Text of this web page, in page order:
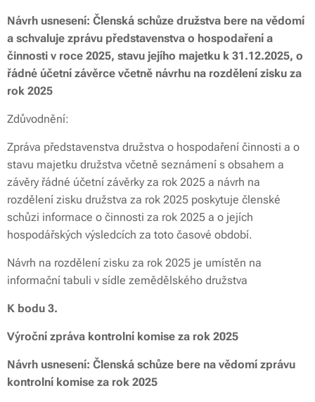
Návrh usnesení: Členská schůze družstva bere na vědomí
a schvaluje zprávu představenstva o hospodaření a
činnosti v roce 2025, stavu jejího majetku k 31.12.2025, o
řádné účetní závěrce včetně návrhu na rozdělení zisku za
rok 2025
Zdůvodnění:
Zpráva představenstva družstva o hospodaření činnosti a o
stavu majetku družstva včetně seznámení s obsahem a
závěry řádné účetní závěrky za rok 2025 a návrh na
rozdělení zisku družstva za rok 2025 poskytuje členské
schůzi informace o činnosti za rok 2025 a o jejích
hospodářských výsledcích za toto časové období.
Návrh na rozdělení zisku za rok 2025 je umístěn na
informační tabuli v sídle zemědělského družstva
K bodu 3.
Výroční zpráva kontrolní komise za rok 2025
Návrh usnesení: Členská schůze bere na vědomí zprávu
kontrolní komise za rok 2025